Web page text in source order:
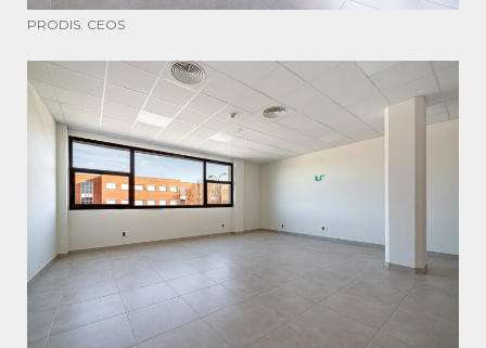
PRODIS. CEOS